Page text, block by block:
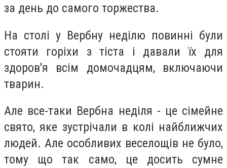
за день до самого торжества.
На столі у Вербну неділю повинні були
стояти горіхи з тіста і давали їх для
здоров'я всім домочадцям, включаючи
тварин.
Але все-таки Вербна неділя - це сімейне
свято, яке зустрічали в колі найближчих
людей. Але особливих веселощів не було,
тому що так само, це досить сумне